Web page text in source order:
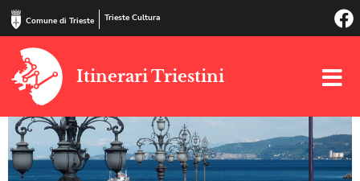
Comune di Trieste Trieste Cultura
Itinerari Triestini